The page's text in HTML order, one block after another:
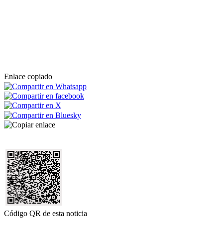
Enlace copiado
Código QR de esta noticia